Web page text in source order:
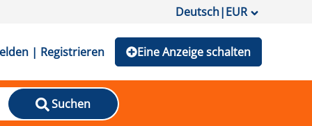
Deutsch|EUR
| Registrieren Eine Anzeige schalten
Suchen